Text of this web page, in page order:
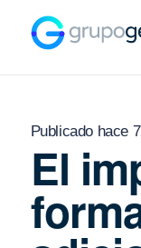
Publicado hace
El